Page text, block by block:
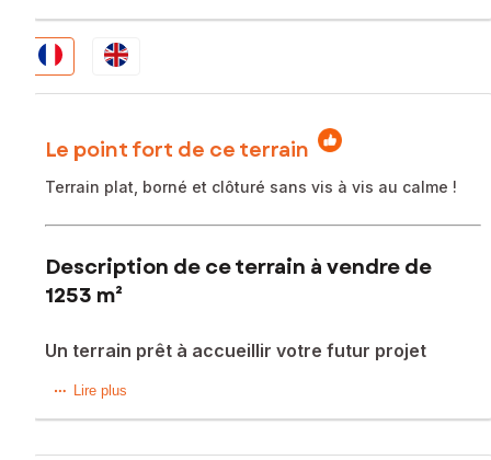
Le point fort de ce terrain
Terrain plat, borné et clôturé sans vis à vis au calme !
Description de ce terrain à vendre de
1253 m²
Un terrain prêt à accueillir votre futur projet
Ne manquez pas cette occasion unique !
Lire plus